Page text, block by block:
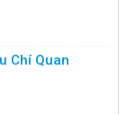
Chí Quan